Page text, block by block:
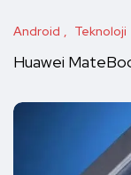
Android Teknoloji
Huawei